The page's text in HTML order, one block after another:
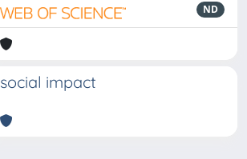
ND
social impact